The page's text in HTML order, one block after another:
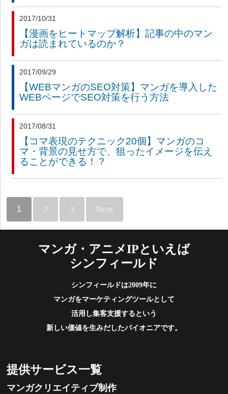
2017/10/31
【漫画をヒートマップ解析】記事の中のマン
ガは読まれているのか？
2017/09/29
【WEBマンガのSEO対策】マンガを導入した
WEBページでSEO対策を行う方法
2017/08/31
【コマ表現のテクニック20個】マンガのコ
マ・背景の見せ方で、狙ったイメージを伝え
ることができる！？
1 2 3 Next
マンガ・アニメIPといえば
シンフィールド
シンフィールドは2009年に
マンガをマーケティングツールとして
活用し集客支援するという
新しい価値を生みだしたパイオニアです。
提供サービス一覧
マンガクリエイティブ制作